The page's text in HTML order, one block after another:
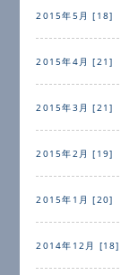
2015年5月 [18]
2015年4月 [21]
2015年3月 [21]
2015年2月 [19]
2015年1月 [20]
2014年12月 [18]